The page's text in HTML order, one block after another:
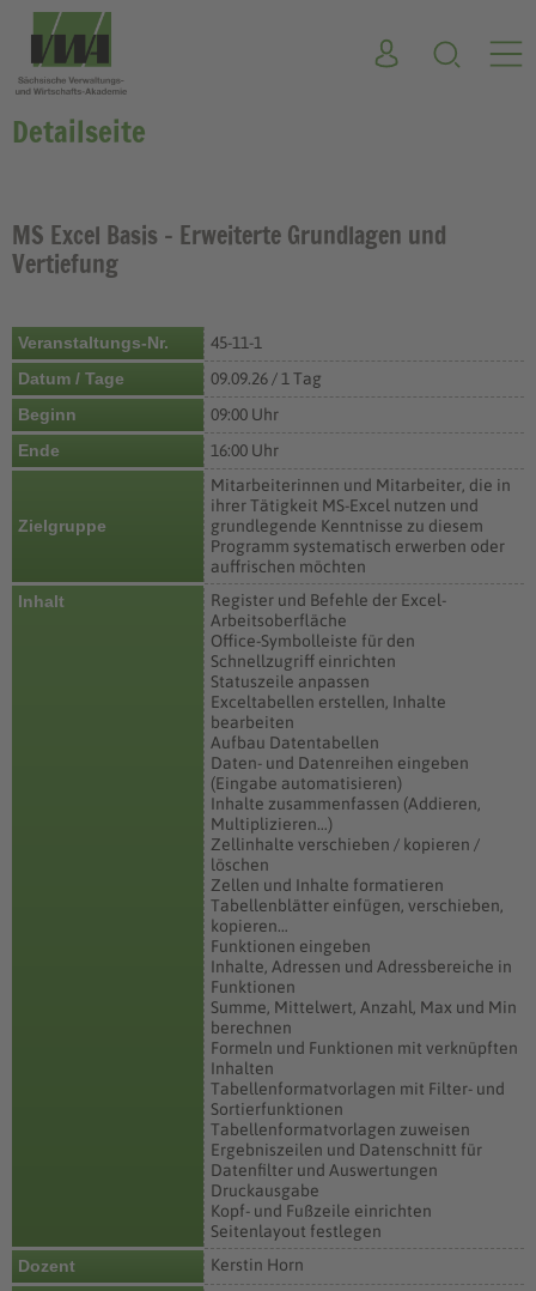
Detailseite
MS Excel Basis – Erweiterte Grundlagen und
Vertiefung
Veranstaltungs-Nr.
45-11-1
Datum / Tage
09.09.26 / 1 Tag
Beginn
09:00 Uhr
Ende
16:00 Uhr
Zielgruppe
Mitarbeiterinnen und Mitarbeiter, die in
ihrer Tätigkeit MS-Excel nutzen und
grundlegende Kenntnisse zu diesem
Programm systematisch erwerben oder
auffrischen möchten
Inhalt
Register und Befehle der Excel-
Arbeitsoberfläche
Office-Symbolleiste für den
Schnellzugriff einrichten
Statuszeile anpassen
Exceltabellen erstellen, Inhalte
bearbeiten
Aufbau Datentabellen
Daten- und Datenreihen eingeben
(Eingabe automatisieren)
Inhalte zusammenfassen (Addieren,
Multiplizieren…)
Zellinhalte verschieben / kopieren /
löschen
Zellen und Inhalte formatieren
Tabellenblätter einfügen, verschieben,
kopieren…
Funktionen eingeben
Inhalte, Adressen und Adressbereiche in
Funktionen
Summe, Mittelwert, Anzahl, Max und Min
berechnen
Formeln und Funktionen mit verknüpften
Inhalten
Tabellenformatvorlagen mit Filter- und
Sortierfunktionen
Tabellenformatvorlagen zuweisen
Ergebniszeilen und Datenschnitt für
Datenfilter und Auswertungen
Druckausgabe
Kopf- und Fußzeile einrichten
Seitenlayout festlegen
Dozent
Kerstin Horn